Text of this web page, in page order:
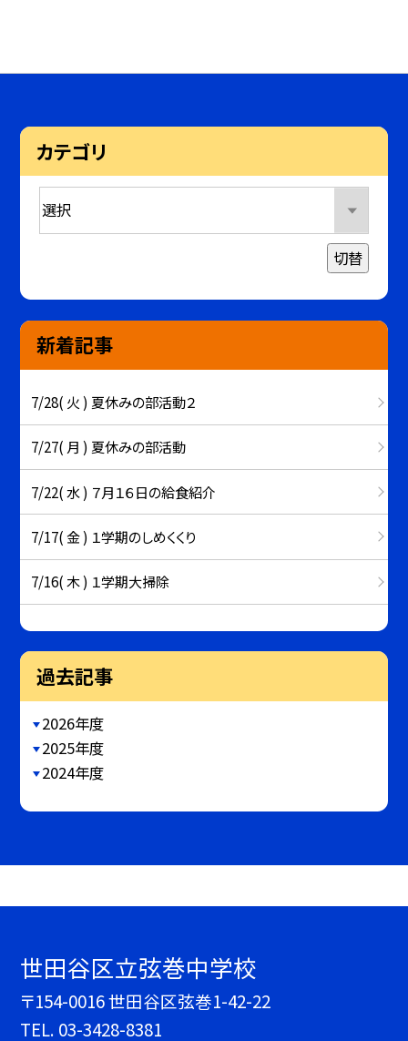
カテゴリ
切替
新着記事
7/28( 火 ) 夏休みの部活動２
7/27( 月 ) 夏休みの部活動
7/22( 水 ) ７月１６日の給食紹介
7/17( 金 ) １学期のしめくくり
7/16( 木 ) １学期大掃除
過去記事
2026年度
2025年度
2024年度
世田谷区立弦巻中学校
〒154-0016 世田谷区弦巻1-42-22
TEL. 03-3428-8381